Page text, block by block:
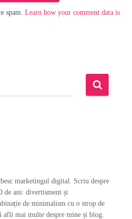
spam. Learn how your comment data is
marketingul digital. Scriu despre
de ani: divertisment și
de minimalism cu o strop de
afli mai multe despre mine și blog.